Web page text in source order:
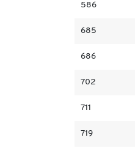
586
685
686
702
711
719